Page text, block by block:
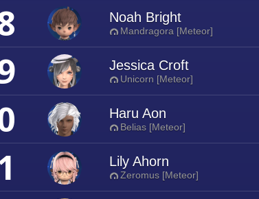
Noah Bright
Mandragora [Meteor]
Jessica Croft
Unicorn [Meteor]
Haru Aon
Belias [Meteor]
Lily Ahorn
Zeromus [Meteor]